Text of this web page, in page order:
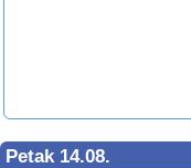
Petak 14.08.